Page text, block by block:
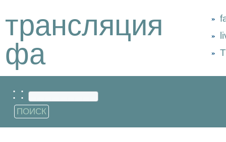
трансляция
фа
: :